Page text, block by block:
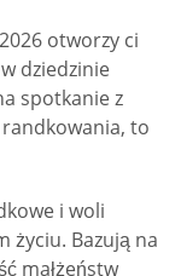
otworzy ci
dziedzinie
spotkanie z
to
i woli
życiu. Bazują na
małżeństw